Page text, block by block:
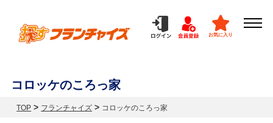
お気に入り
コロッケのころっ家
TOP > フランチャイズ > コロッケのころっ家